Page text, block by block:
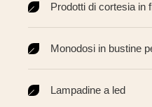
Prodotti di cortesia in
Monodosi in bustine
Lampadine a led